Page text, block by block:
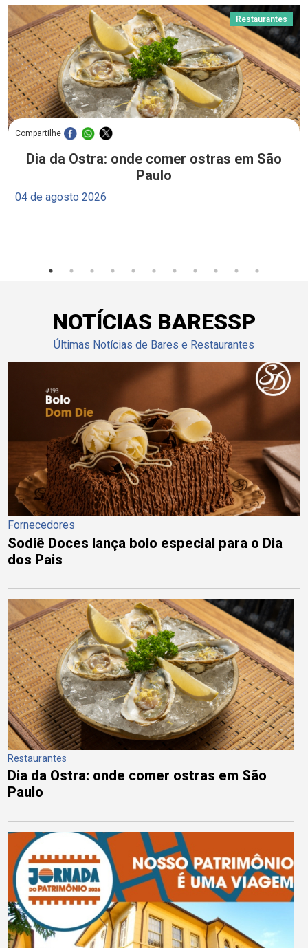
Restaurantes
Compartilhe
Dia da Ostra: onde comer ostras em São
Paulo
04 de agosto 2026
NOTÍCIAS BARESSP
Últimas Notícias de Bares e Restaurantes
Fornecedores
Sodiê Doces lança bolo especial para o Dia
dos Pais
Restaurantes
Dia da Ostra: onde comer ostras em São
Paulo